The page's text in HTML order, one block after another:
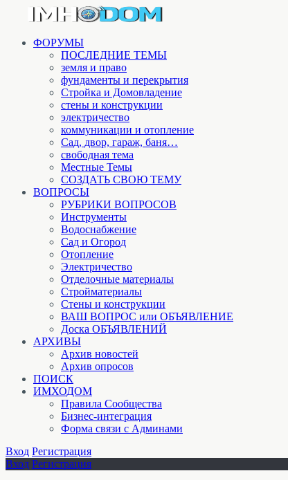
ФОРУМЫ
ПОСЛЕДНИЕ ТЕМЫ
земля и право
фундаменты и перекрытия
Стройка и Домовладение
стены и конструкции
электричество
коммуникации и отопление
Cад, двор, гараж, баня…
свободная тема
Местные Темы
СОЗДАТЬ СВОЮ ТЕМУ
ВОПРОСЫ
РУБРИКИ ВОПРОСОВ
Инструменты
Водоснабжение
Сад и Огород
Отопление
Электричество
Отделочные материалы
Стройматериалы
Стены и конструкции
ВАШ ВОПРОС или ОБЪЯВЛЕНИЕ
Доска ОБЪЯВЛЕНИЙ
АРХИВЫ
Архив новостей
Архив опросов
ПОИСК
ИМХОДОМ
Правила Сообщества
Бизнес-интеграция
Форма связи с Админами
Вход Регистрация
Вход Регистрация